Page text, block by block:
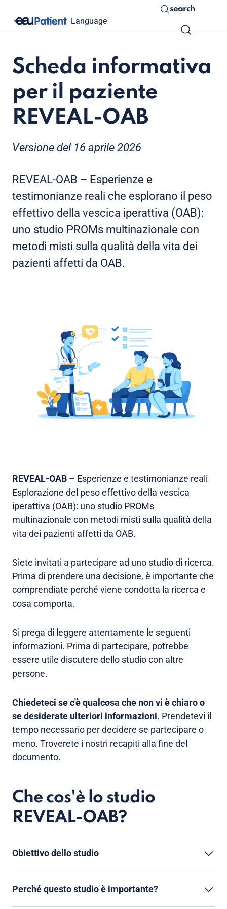
Language
search
Scheda informativa
per il paziente
REVEAL-OAB
Versione del 16 aprile 2026
REVEAL-OAB – Esperienze e
testimonianze reali che esplorano il peso
effettivo della vescica iperattiva (OAB):
uno studio PROMs multinazionale con
metodi misti sulla qualità della vita dei
pazienti affetti da OAB.
REVEAL-OAB – Esperienze e testimonianze reali
Esplorazione del peso effettivo della vescica
iperattiva (OAB): uno studio PROMs
multinazionale con metodi misti sulla qualità della
vita dei pazienti affetti da OAB.
Siete invitati a partecipare ad uno studio di ricerca.
Prima di prendere una decisione, è importante che
comprendiate perché viene condotta la ricerca e
cosa comporta.
Si prega di leggere attentamente le seguenti
informazioni. Prima di partecipare, potrebbe
essere utile discutere dello studio con altre
persone.
Chiedeteci se c'è qualcosa che non vi è chiaro o
se desiderate ulteriori informazioni. Prendetevi il
tempo necessario per decidere se partecipare o
meno. Troverete i nostri recapiti alla fine del
documento.
Che cos'è lo studio
REVEAL-OAB?
Obiettivo dello studio
Perché questo studio è importante?